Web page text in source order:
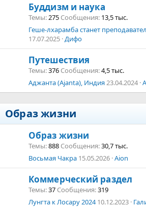
Буддизм и наука
Темы 275 Сообщения 13,5 тыс.
17.07.2025 Дифо
Путешествия
Темы 376 Сообщения 4,5 тыс.
Аджанта (Ajanta), Индия23.04.2024
Образ жизни
Образ жизни
Темы 888 Сообщения 30,7 тыс.
Восьмая Чакра 15.05.2026 Aion
Коммерческий раздел
Темы 37 Сообщения 319
Лунгта к Лосару 2024 10.12.2023